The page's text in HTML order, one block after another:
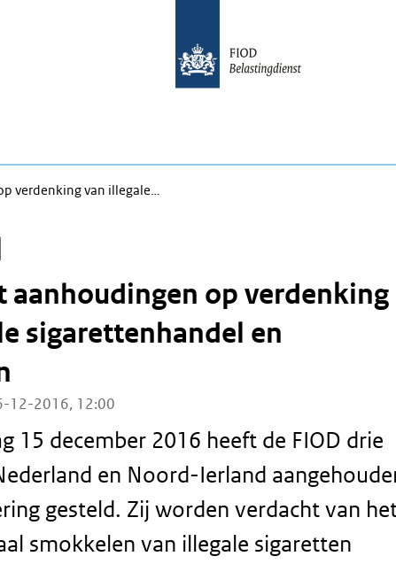
verdenking van illegale…
aanhoudingen op verdenking
sigarettenhandel en
12-2016, 12:00
15 december 2016 heeft de FIOD drie
en Noord-Ierland
gesteld. Zij worden verdacht van
smokkelen van illegale sigaretten